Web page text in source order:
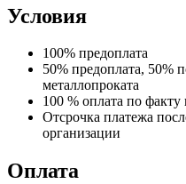
Условия
100% предоплата
50% предоплата, 50%
металлопроката
100 % оплата по факту
Отсрочка платежа
организации
Оплата